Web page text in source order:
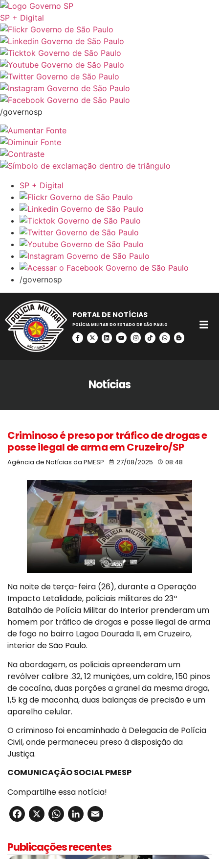
SP + Digital
/governosp
SP + Digital
/governosp
PORTAL DE NOTÍCIAS
POLÍCIA MILITAR DO ESTADO DE SÃO PAULO
Notícias
Criminoso é preso por tráfico de drogas e
posse ilegal de arma em Cruzeiro/SP
Agência de Notícias da PMESP 27/08/2025 08:48
Na noite de terça-feira (26), durante a Operação
Impacto Letalidade, policiais militares do 23º
Batalhão de Polícia Militar do Interior prenderam um
homem por tráfico de drogas e posse ilegal de arma
de fogo no bairro Lagoa Dourada II, em Cruzeiro,
interior de São Paulo.
Na abordagem, os policiais apreenderam um
revólver calibre .32, 12 munições, um coldre, 150 pinos
de cocaína, duas porções a granel da mesma droga,
1,5 kg de maconha, duas balanças de precisão e um
aparelho celular.
O criminoso foi encaminhado à Delegacia de Polícia
Civil, onde permaneceu preso à disposição da
Justiça.
COMUNICAÇÃO SOCIAL PMESP
Compartilhe essa notícia!
Facebook
X WhatsApp
LinkedIn
Publicações recentes